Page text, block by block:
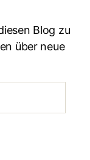
Blog zu
über neue